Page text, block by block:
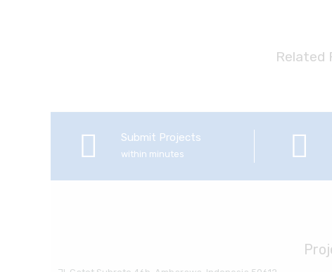
Related
Submit Projects
within minutes